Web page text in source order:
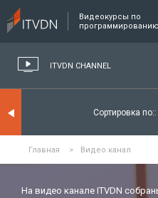
Видеокурсы по
программированию
ITVDN CHANNEL
Сортировка по:
Главная > Видео канал
На видео канале ITVDN